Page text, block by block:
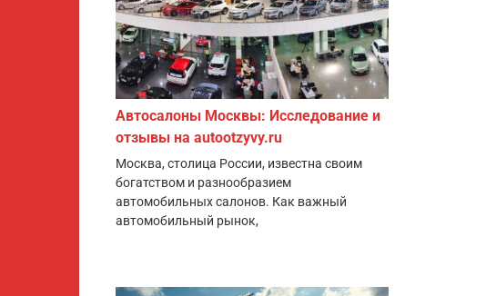
Автосалоны Москвы: Исследование и
отзывы на autootzyvy.ru
Москва, столица России, известна своим
богатством и разнообразием
автомобильных салонов. Как важный
автомобильный рынок,